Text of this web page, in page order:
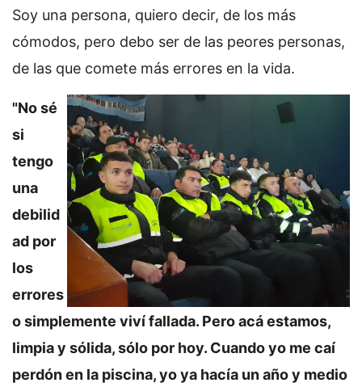
Soy una persona, quiero decir, de los más
cómodos, pero debo ser de las peores personas,
de las que comete más errores en la vida.
"No sé
si
tengo
una
debilid
ad por
los
errores
o simplemente viví fallada. Pero acá estamos,
limpia y sólida, sólo por hoy. Cuando yo me caí
perdón en la piscina, yo ya hacía un año y medio